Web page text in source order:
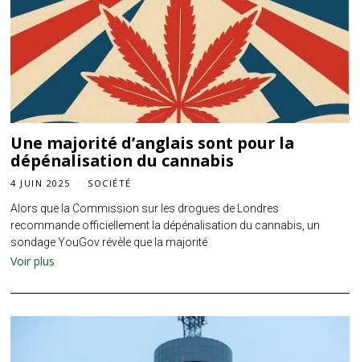
Une majorité d’anglais sont pour la
dépénalisation du cannabis
4 JUIN 2025 SOCIÉTÉ
Alors que la Commission sur les drogues de Londres
recommande officiellement la dépénalisation du cannabis, un
sondage YouGov révèle que la majorité
Voir plus